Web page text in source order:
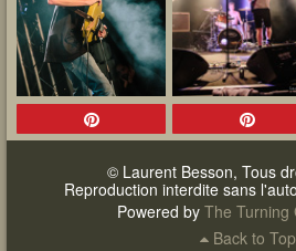
© Laurent Besson, Tous
Reproduction interdite sans
Powered by The Turning
Back to Top